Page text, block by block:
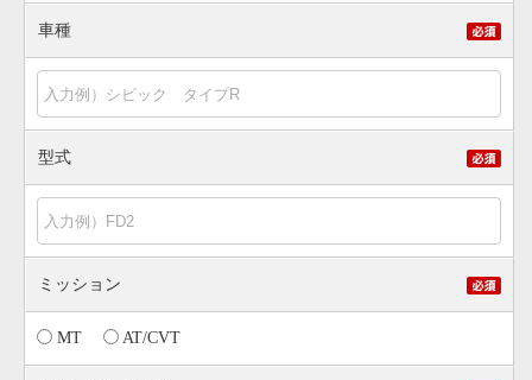
車種
型式
ミッション
MT AT/CVT